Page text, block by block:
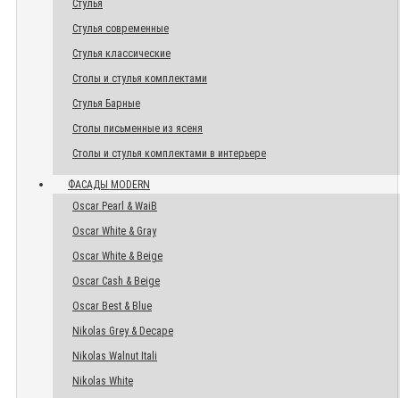
Стулья
Стулья современные
Стулья классические
Столы и стулья комплектами
Стулья Барные
Столы письменные из ясеня
Столы и стулья комплектами в интерьере
ФАСАДЫ MODERN
Oscar Pearl & WaiB
Oscar White & Gray
Oscar White & Beige
Oscar Cash & Beige
Oscar Best & Blue
Nikolas Grey & Decape
Nikolas Walnut Itali
Nikolas White